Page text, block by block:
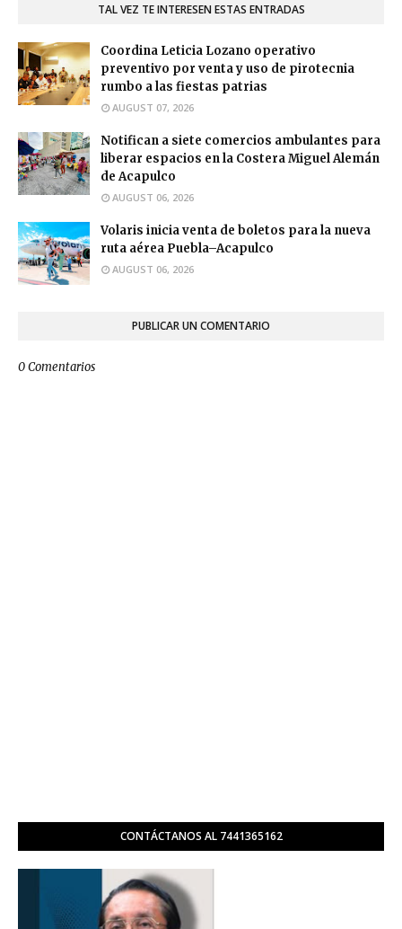
TAL VEZ TE INTERESEN ESTAS ENTRADAS
Coordina Leticia Lozano operativo
preventivo por venta y uso de pirotecnia
rumbo a las fiestas patrias
AUGUST 07, 2026
Notifican a siete comercios ambulantes para
liberar espacios en la Costera Miguel Alemán
de Acapulco
AUGUST 06, 2026
Volaris inicia venta de boletos para la nueva
ruta aérea Puebla–Acapulco
AUGUST 06, 2026
PUBLICAR UN COMENTARIO
0 Comentarios
CONTÁCTANOS AL 7441365162